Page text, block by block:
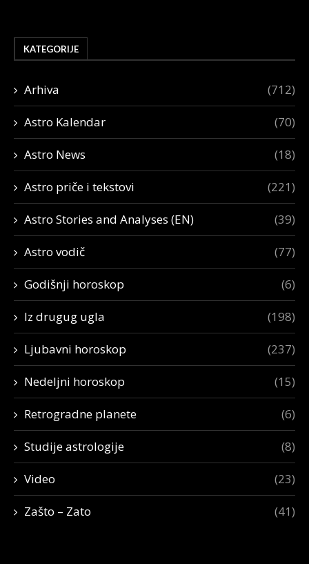
KATEGORIJE
Arhiva (712)
Astro Kalendar (70)
Astro News (18)
Astro priče i tekstovi (221)
Astro Stories and Analyses (EN) (39)
Astro vodič (77)
Godišnji horoskop (6)
Iz drugug ugla (198)
Ljubavni horoskop (237)
Nedeljni horoskop (15)
Retrogradne planete (6)
Studije astrologije (8)
Video (23)
Zašto – Zato (41)